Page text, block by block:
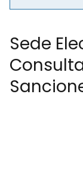
Sede